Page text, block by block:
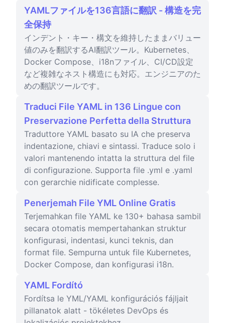
YAMLファイルを136言語に翻訳 - 構造を完
全保持
インデント・キー・構文を維持したままバリュー
値のみを翻訳するAI翻訳ツール。Kubernetes、
Docker Compose、i18nファイル、CI/CD設定
など複雑なネスト構造にも対応。エンジニアのた
めの翻訳ツールです。
Traduci File YAML in 136 Lingue con
Preservazione Perfetta della Struttura
Traduttore YAML basato su IA che preserva
indentazione, chiavi e sintassi. Traduce solo i
valori mantenendo intatta la struttura del file
di configurazione. Supporta file .yml e .yaml
con gerarchie nidificate complesse.
Penerjemah File YML Online Gratis
Terjemahkan file YAML ke 130+ bahasa sambil
secara otomatis mempertahankan struktur
konfigurasi, indentasi, kunci teknis, dan
format file. Sempurna untuk file Kubernetes,
Docker Compose, dan konfigurasi i18n.
YAML Fordító
Fordítsa le YML/YAML konfigurációs fájljait
pillanatok alatt - tökéletes DevOps és